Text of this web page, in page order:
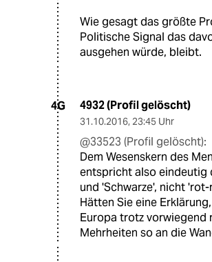
Wie gesagt das größte
Politische Signal das
ausgehen würde, bleibt.
4G 4932 (Profil gelöscht)
31.10.2016, 23:45 Uhr
@33523 (Profil gelöscht):
Dem Wesenskern des
entspricht also eindeutig
und 'Schwarze', nicht
Hätten Sie eine
Europa trotz vorwiegend
Mehrheiten so an die